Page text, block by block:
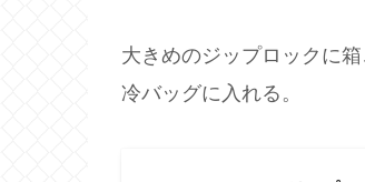
大きめのジップロックに
冷バッグに入れる。